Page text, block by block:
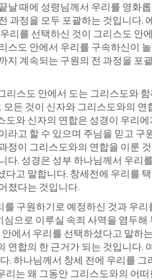
날 때에 성령님께서 우리를 영화
과정을 모두 포괄하는 것입니다.
리를 선택하신 것이 그리스도 안
스도 안에서 우리를 구속하신이
지 계속되는 구원의 전 과정을 포
리스도 안에서 도는 그리스도와
모든 것이 신자와 그리스도와의 연
도와 신자의 연합은 성경이 우리에
라고 할 수 있으며 주님을 믿고 구
정이 그리스도와의 연합을 이룬
다. 성경은 성부 하나님께서 우리
고 말합니다. 창세전에 우리를
졌다는 것입니다.
를 구원하기로 예정하신 것과 우리
으로 이루실 속죄 사역을 염두해
에서 우리를 선택하셨다고 말하
연합의 한 근거가 되는 것입니다.
. 하나님께서 창세 전에 우리를 그
리는 왜 그동안 그리스도와의 어떠